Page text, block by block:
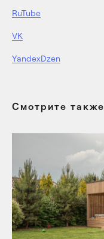
RuTube
VK
YandexDzen
Смотрите также